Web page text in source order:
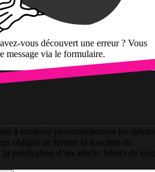
vous découvert une erreur ? Vous
message via le formulaire.
à modérer personnellement les débats
obligés de fermer la fonction de
la publication d’un article. Merci de